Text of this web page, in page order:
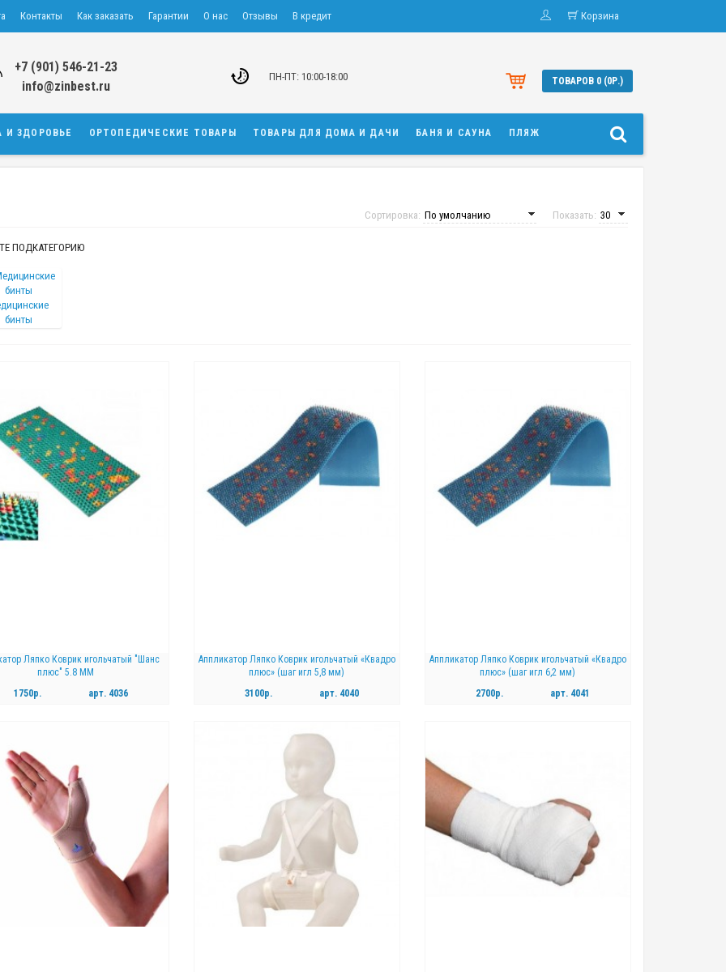
Контакты Как заказать Гарантии О нас Отзывы В кредит Корзина
+7 (901) 546-21-23
info@zinbest.ru
ПН-ПТ: 10:00-18:00 ТОВАРОВ 0 (0Р.)
И ЗДОРОВЬЕ ОРТОПЕДИЧЕСКИЕ ТОВАРЫ ТОВАРЫ ДЛЯ ДОМА И ДАЧИ БАНЯ И САУНА ПЛЯЖ
Показать:
Сортировка:
ПОДКАТЕГОРИЮ
бинты
Ляпко Коврик игольчатый "Шанс
плюс" 5.8 ММ
1750р.
арт.4036
Аппликатор Ляпко Коврик игольчатый «Квадро
плюс» (шаг игл 5,8 мм)
3100р.
арт.4040
Аппликатор Ляпко Коврик игольчатый «Квадро
плюс» (шаг игл 6,2 мм)
2700р.
арт.4041